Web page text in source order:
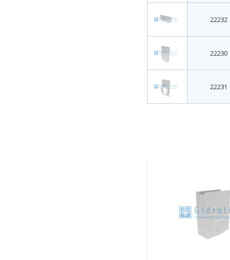
22232
22230
22231